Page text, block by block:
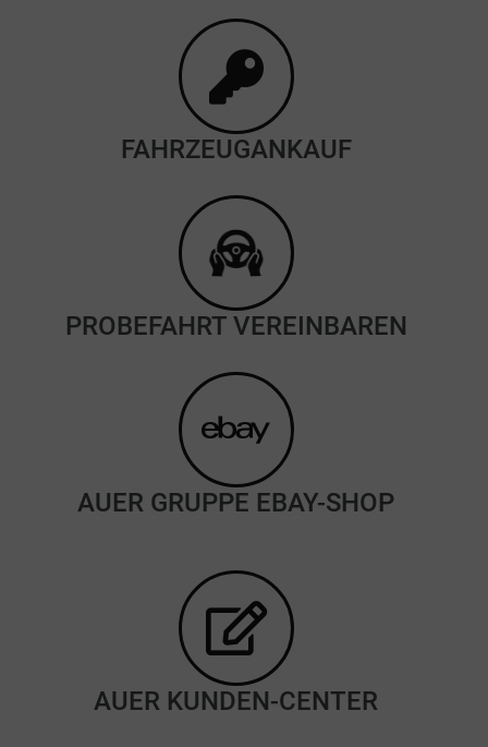
FAHRZEUGANKAUF
PROBEFAHRT VEREINBAREN
AUER GRUPPE EBAY-SHOP
AUER KUNDEN-CENTER